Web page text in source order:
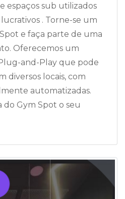
espaços sub utilizados
. Torne-se um
e faça parte de uma
Oferecemos um
and-Play que pode
diversos locais, com
automatizadas.
do Gym Spot o seu